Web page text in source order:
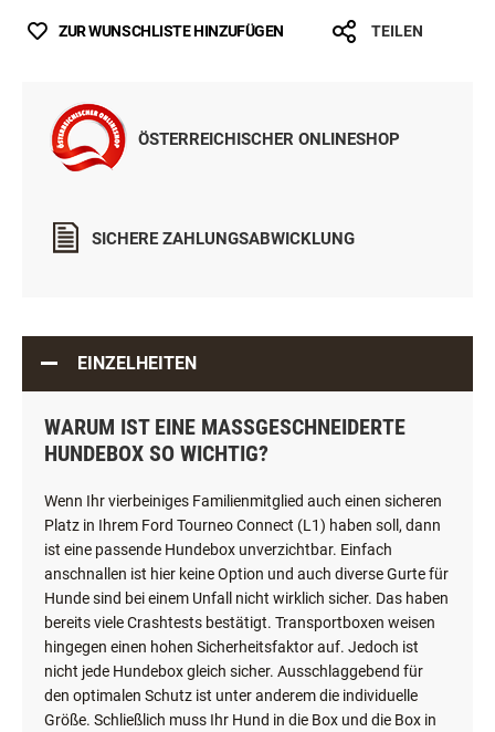
ZUR WUNSCHLISTE HINZUFÜGEN TEILEN
ÖSTERREICHISCHER ONLINESHOP
SICHERE ZAHLUNGSABWICKLUNG
EINZELHEITEN
WARUM IST EINE MASSGESCHNEIDERTE H
UNDEBOX SO WICHTIG?
Wenn Ihr vierbeiniges Familienmitglied auch einen sicheren
Platz in Ihrem Ford Tourneo Connect (L1) haben soll, dann
ist eine passende Hundebox unverzichtbar. Einfach
anschnallen ist hier keine Option und auch diverse Gurte für
Hunde sind bei einem Unfall nicht wirklich sicher. Das haben
bereits viele Crashtests bestätigt. Transportboxen weisen
hingegen einen hohen Sicherheitsfaktor auf. Jedoch ist
nicht jede Hundebox gleich sicher. Ausschlaggebend für
den optimalen Schutz ist unter anderem die individuelle
Größe. Schließlich muss Ihr Hund in die Box und die Box in